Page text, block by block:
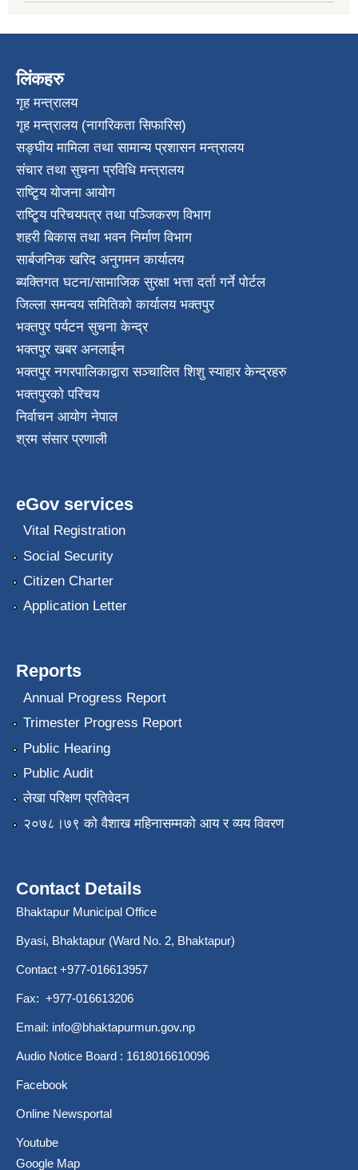
लिंकहरु
गृह मन्त्रालय
गृह मन्त्रालय (नागरिकता सिफारिस)
सङ्घीय मामिला तथा सामान्य प्रशासन मन्त्रालय
संचार तथा सुचना प्रविधि मन्त्रालय
राष्टि्ृय योजना आयोग
राष्टि्ृय परिचयपत्र तथा पञ्जिकरण विभाग
शहरी बिकास तथा भवन निर्माण विभाग
सार्बजनिक खरिद अनुगमन कार्यालय
ब्यक्तिगत घटना/सामाजिक सुरक्षा भत्ता दर्ता गर्ने पोर्टल
जिल्ला समन्वय समितिको कार्यालय भक्तपुर
भक्तपुर पर्यटन सुचना केन्द्र
भक्तपुर खबर अनलाईन
भक्तपुर नगरपालिकाद्वारा सञ्चालित शिशु स्याहार केन्द्रहरु
भक्तपुरकाे परिचय
निर्वाचन आयोग नेपाल
श्रम संसार प्रणाली
eGov services
Vital Registration
Social Security
Citizen Charter
Application Letter
Reports
Annual Progress Report
Trimester Progress Report
Public Hearing
Public Audit
लेखा परिक्षण प्रतिवेदन
२०७८।७९ को वैशाख महिनासम्मको आय र व्यय विवरण
Contact Details
Bhaktapur Municipal Office
Byasi, Bhaktapur (Ward No. 2, Bhaktapur)
Contact +977-016613957
Fax: +977-016613206
Email: info@bhaktapurmun.gov.np
Audio Notice Board : 1618016610096
Facebook
Online Newsportal
Youtube
Google Map